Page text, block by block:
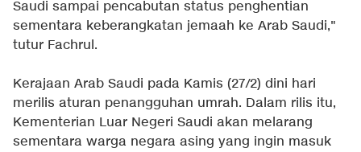
Saudi sampai pencabutan status penghentian
sementara keberangkatan jemaah ke Arab Saudi,"
tutur Fachrul.
Kerajaan Arab Saudi pada Kamis (27/2) dini hari
merilis aturan penangguhan umrah. Dalam rilis itu,
Kementerian Luar Negeri Saudi akan melarang
sementara warga negara asing yang ingin masuk